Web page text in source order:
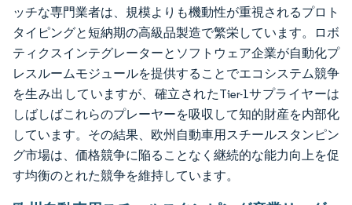
ッチな専門業者は、規模よりも機動性が重視されるプロト
タイピングと短納期の高級品製造で繁栄しています。ロボ
ティクスインテグレーターとソフトウェア企業が自動化プ
レスルームモジュールを提供することでエコシステム競争
を生み出していますが、確立されたTier-1サプライヤーは
しばしばこれらのプレーヤーを吸収して知的財産を内部化
しています。その結果、欧州自動車用スチールスタンピン
グ市場は、価格競争に陥ることなく継続的な能力向上を促
す均衡のとれた競争を維持しています。